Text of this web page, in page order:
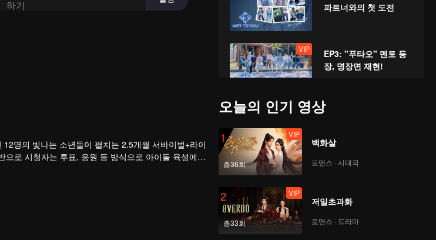
파트너와의 첫 도전
VIP
EP3: "푸타오" 멘토 등
장, 명장면 재현!
VIP
EP4: 연기대상: 소년들
VIP
VIP
명의 빛나는 소년들이 펼치는 2.5개월 서바이벌+라이
로 시청자는 투표, 응원 등 방식으로 아이돌 육성에
기 조로 선발된 커플은 세계적인 무대에서 본격적으
오늘의 인기 영상
1
총36회
VIP
백화살
로맨스 · 시대극
2
총33회
VIP
저일초과화
로맨스 · 드라마